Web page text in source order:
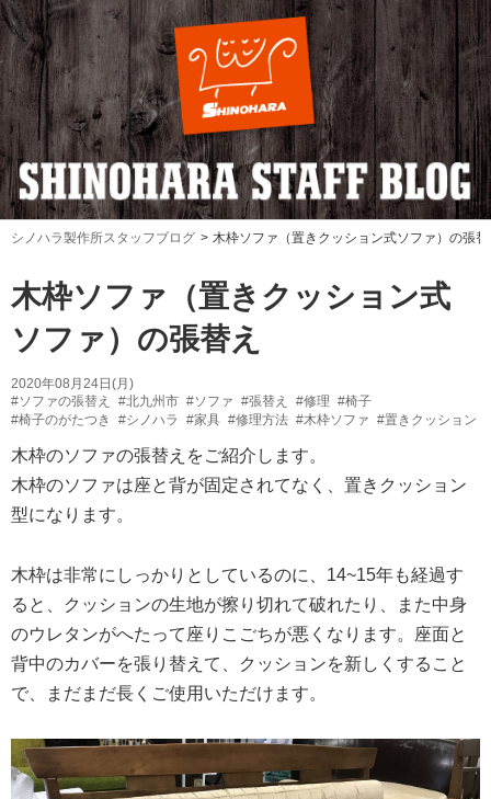
シノハラ製作所スタッフブログ 木枠ソファ（置きクッション式ソファ）の張
木枠ソファ（置きクッション式
ソファ）の張替え
2020年08月24日(月)
#ソファの張替え
#北九州市 #ソファ #張替え #修理 #椅子
#椅子のがたつき
#シノハラ #家具 #修理方法 #木枠ソファ #置きクッション
木枠のソファの張替えをご紹介します。
木枠のソファは座と背が固定されてなく、置きクッション
型になります。
木枠は非常にしっかりとしているのに、14~15年も経過す
ると、クッションの生地が擦り切れて破れたり、また中身
のウレタンがへたって座りこごちが悪くなります。座面と
背中のカバーを張り替えて、クッションを新しくすること
で、まだまだ長くご使用いただけます。